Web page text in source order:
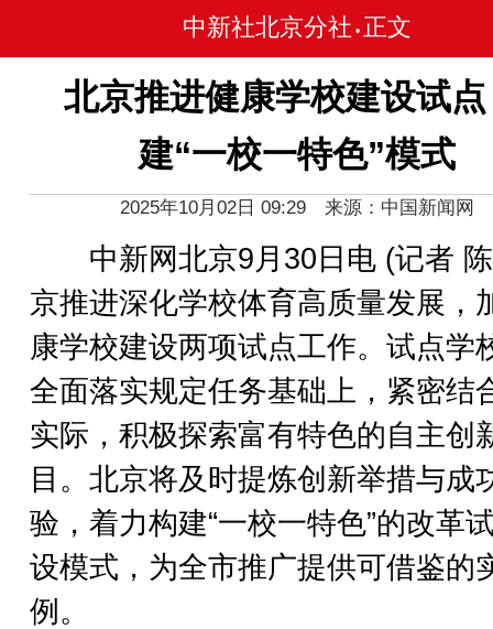
中新社北京分社 • 正文
北京推进健康学校建设试
建“一校一特色”模式
2025年10月02日 09:29 来源：中国新闻网
中新网北京9月30日电 (记者
京推进深化学校体育高质量发展，
康学校建设两项试点工作。试点学
全面落实规定任务基础上，紧密结
实际，积极探索富有特色的自主创
目。北京将及时提炼创新举措与成
验，着力构建“一校一特色”的改革
设模式，为全市推广提供可借鉴的
例。